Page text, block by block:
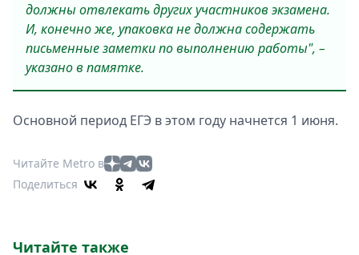
должны отвлекать других участников экзамена.
И, конечно же, упаковка не должна содержать
письменные заметки по выполнению работы", –
указано в памятке.
Основной период ЕГЭ в этом году начнется 1 июня.
Читайте Metro в
Поделиться
Читайте также